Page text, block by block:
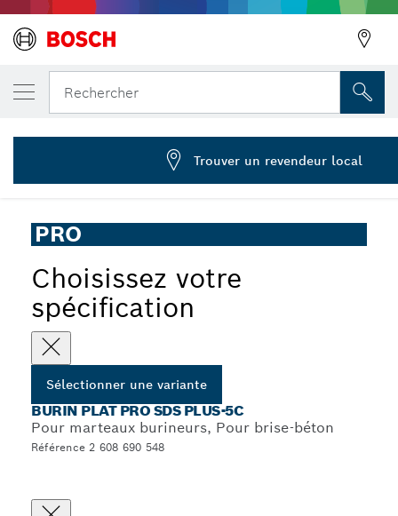
Rechercher
... Burin plat PRO SDS plus-5C
PRO
Choisissez votre
spécification
Sélectionner une variante
BURIN PLAT PRO SDS PLUS-5C
Pour marteaux burineurs, Pour brise-béton
Référence 2 608 690 548
VOTRE VARIANTE SÉLECTIONNÉE
Burin plat PRO SDS plus-5C 20 x 250 mm
2 608 690 548
Trouver un revendeur local